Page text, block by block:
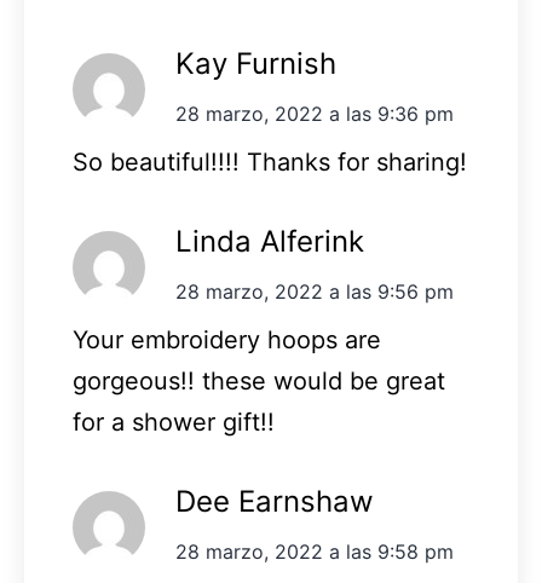
Kay Furnish
28 marzo, 2022 a las 9:36 pm
So beautiful!!!! Thanks for sharing!
Linda Alferink
28 marzo, 2022 a las 9:56 pm
Your embroidery hoops are
gorgeous!! these would be great
for a shower gift!!
Dee Earnshaw
28 marzo, 2022 a las 9:58 pm